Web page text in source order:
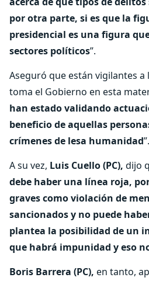
por otra parte, si es que la
presidencial es una figura
sectores políticos”.
Aseguró que están vigilantes a
toma el Gobierno en esta
han estado validando
beneficio de aquellas
crímenes de lesa humanidad”.
A su vez, Luis Cuello (PC), dijo
debe haber una línea roja,
graves como violación de
sancionados y no puede
plantea la posibilidad de un
que habrá impunidad y eso
Boris Barrera (PC), en tanto,